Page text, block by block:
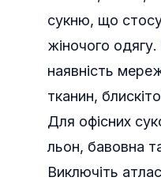
сукню, що
жіночого
наявність
тканин,
Для офісних
льон, бавовна
Виключіть